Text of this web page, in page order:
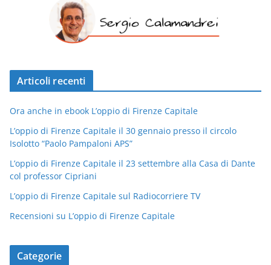
Articoli recenti
Ora anche in ebook L’oppio di Firenze Capitale
L’oppio di Firenze Capitale il 30 gennaio presso il circolo
Isolotto “Paolo Pampaloni APS”
L’oppio di Firenze Capitale il 23 settembre alla Casa di Dante
col professor Cipriani
L’oppio di Firenze Capitale sul Radiocorriere TV
Recensioni su L’oppio di Firenze Capitale
Categorie